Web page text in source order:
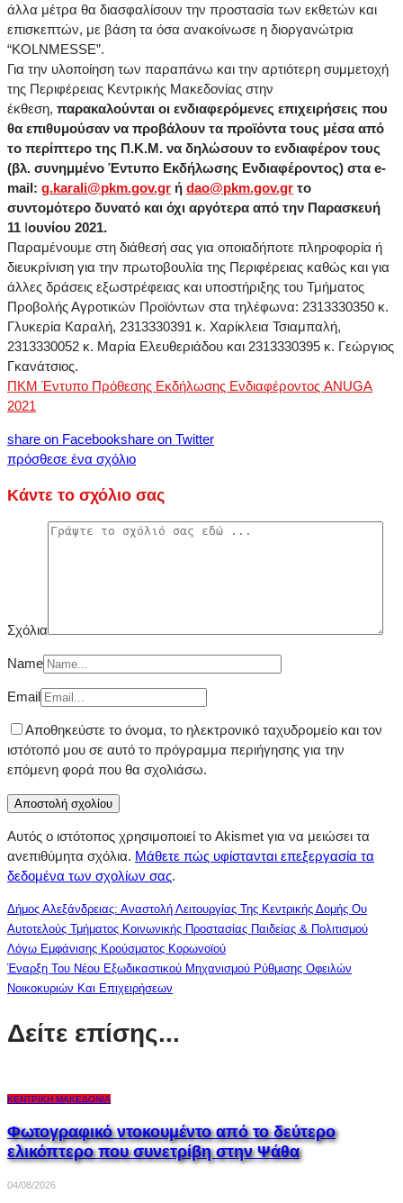
άλλα μέτρα θα διασφαλίσουν την προστασία των εκθετών και
επισκεπτών, με βάση τα όσα ανακοίνωσε η διοργανώτρια
“KOLNMESSE”.
Για την υλοποίηση των παραπάνω και την αρτιότερη συμμετοχή
της Περιφέρειας Κεντρικής Μακεδονίας στην
έκθεση, παρακαλούνται οι ενδιαφερόμενες επιχειρήσεις που
θα επιθυμούσαν να προβάλουν τα προϊόντα τους μέσα από
το περίπτερο της Π.Κ.Μ. να δηλώσουν το ενδιαφέρον τους
(βλ. συνημμένο Έντυπο Εκδήλωσης Ενδιαφέροντος) στα e-
mail: g.karali@pkm.gov.gr ή dao@pkm.gov.gr το
συντομότερο δυνατό και όχι αργότερα από την Παρασκευή
11 Ιουνίου 2021.
Παραμένουμε στη διάθεσή σας για οποιαδήποτε πληροφορία ή
διευκρίνιση για την πρωτοβουλία της Περιφέρειας καθώς και για
άλλες δράσεις εξωστρέφειας και υποστήριξης του Τμήματος
Προβολής Αγροτικών Προϊόντων στα τηλέφωνα: 2313330350 κ.
Γλυκερία Καραλή, 2313330391 κ. Χαρίκλεια Τσιαμπαλή,
2313330052 κ. Μαρία Ελευθεριάδου και 2313330395 κ. Γεώργιος
Γκανάτσιος.
ΠΚΜ Έντυπο Πρόθεσης Εκδήλωσης Ενδιαφέροντος ANUGA
2021
share on Facebookshare on Twitter
πρόσθεσε ένα σχόλιο
Κάντε το σχόλιο σας
Σχόλια
Name
Email
Αποθηκεύστε το όνομα, το ηλεκτρονικό ταχυδρομείο και τον
ιστότοπό μου σε αυτό το πρόγραμμα περιήγησης για την
επόμενη φορά που θα σχολιάσω.
Αυτός ο ιστότοπος χρησιμοποιεί το Akismet για να μειώσει τα
ανεπιθύμητα σχόλια. Μάθετε πώς υφίστανται επεξεργασία τα
δεδομένα των σχολίων σας.
Δήμος Αλεξάνδρειας: Αναστολή Λειτουργίας Της Κεντρικής Δομής Ου
Αυτοτελούς Τμήματος Κοινωνικής Προστασίας Παιδείας & Πολιτισμού
Λόγω Εμφάνισης Κρούσματος Κορωνοϊού
Έναρξη Του Νέου Εξωδικαστικού Μηχανισμού Ρύθμισης Οφειλών
Νοικοκυριών Και Επιχειρήσεων
Δείτε επίσης...
ΚΕΝΤΡΙΚΉ ΜΑΚΕΔΟΝΊΑ
Φωτογραφικό ντοκουμέντο από το δεύτερο
ελικόπτερο που συνετρίβη στην Ψάθα
04/08/2026